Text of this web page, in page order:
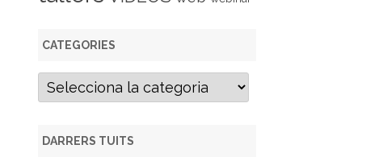
CATEGORIES
C
gDARRERS TUITS